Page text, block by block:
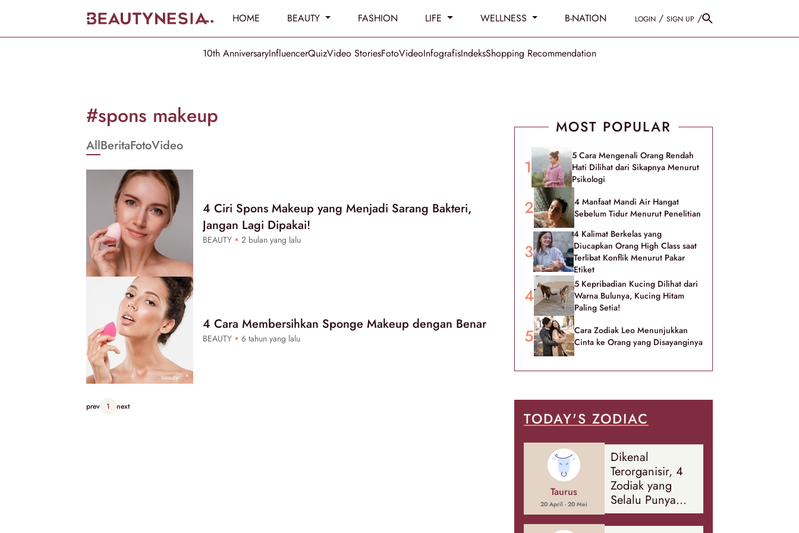
HOME BEAUTY FASHION LIFE WELLNESS B-NATION LOGIN / SIGN UP /
10th AnniversaryInfluencerQuizVideo StoriesFotoVideoInfografisIndeksShopping Recommendation
[GET_DATA_TITLE]
Beautynesia
#spons makeup
AllBeritaFotoVideo
4 Ciri Spons Makeup yang Menjadi Sarang Bakteri,
Jangan Lagi Dipakai!
BEAUTY 2 bulan yang lalu
4 Cara Membersihkan Sponge Makeup dengan Benar
BEAUTY 6 tahun yang lalu
prev 1 next
MOST POPULAR
5 Cara Mengenali Orang Rendah
Hati Dilihat dari Sikapnya Menurut
Psikologi
4 Manfaat Mandi Air Hangat
Sebelum Tidur Menurut Penelitian
4 Kalimat Berkelas yang
Diucapkan Orang High Class saat
Terlibat Konflik Menurut Pakar
Etiket
5 Kepribadian Kucing Dilihat dari
Warna Bulunya, Kucing Hitam
Paling Setia!
Cara Zodiak Leo Menunjukkan
Cinta ke Orang yang Disayanginya
TODAY'S ZODIAC
Taurus
20 April - 20 Mei
Dikenal
Terorganisir, 4
Zodiak yang
Selalu Punya
Rencana
Cadangan Soal